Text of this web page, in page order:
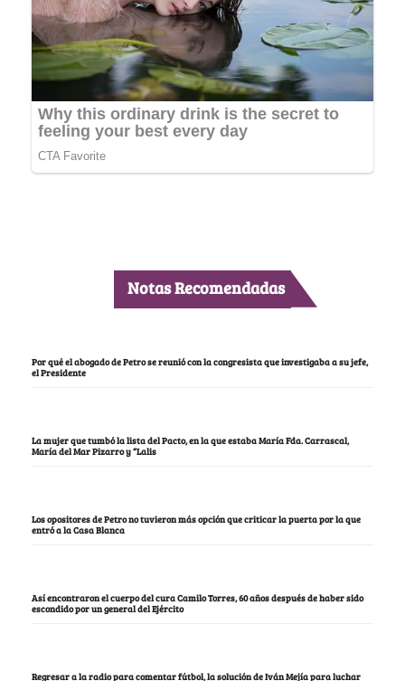
Notas Recomendadas
Por qué el abogado de Petro se reunió con la congresista que investigaba a su jefe,
el Presidente
La mujer que tumbó la lista del Pacto, en la que estaba María Fda. Carrascal,
María del Mar Pizarro y “Lalis
Los opositores de Petro no tuvieron más opción que criticar la puerta por la que
entró a la Casa Blanca
Así encontraron el cuerpo del cura Camilo Torres, 60 años después de haber sido
escondido por un general del Ejército
Regresar a la radio para comentar fútbol, la solución de Iván Mejía para luchar